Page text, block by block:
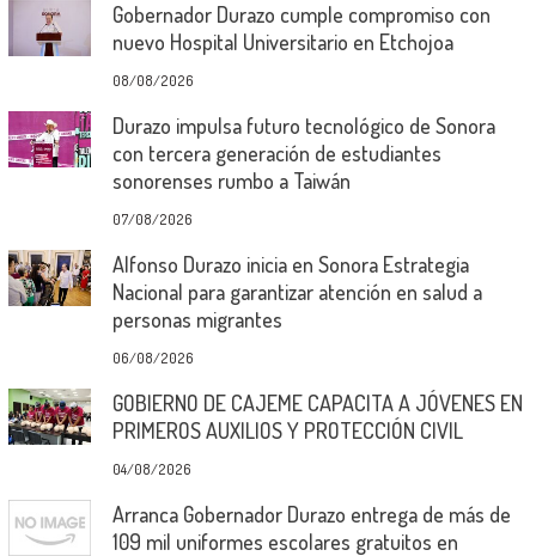
Gobernador Durazo cumple compromiso con
nuevo Hospital Universitario en Etchojoa
08/08/2026
Durazo impulsa futuro tecnológico de Sonora
con tercera generación de estudiantes
sonorenses rumbo a Taiwán
07/08/2026
Alfonso Durazo inicia en Sonora Estrategia
Nacional para garantizar atención en salud a
personas migrantes
06/08/2026
GOBIERNO DE CAJEME CAPACITA A JÓVENES EN
PRIMEROS AUXILIOS Y PROTECCIÓN CIVIL
04/08/2026
Arranca Gobernador Durazo entrega de más de
109 mil uniformes escolares gratuitos en